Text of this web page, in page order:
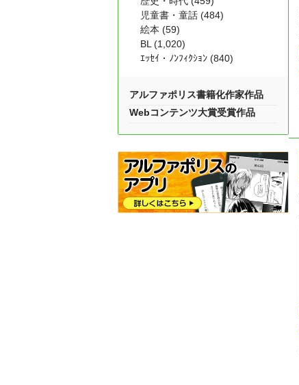
児童書・童話 (484)
絵本 (59)
BL (1,020)
ｴｯｾｲ・ﾉﾝﾌｨｸｼｮﾝ (840)
アルファポリス書籍化作家作品
Webコンテンツ大賞受賞作品